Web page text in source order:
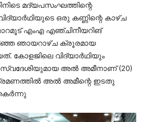
മദ്യപസംഘത്തിന്റെ
ഒരു കണ്ണിന്റെ കാഴ്ച
എംഎ എഞ്ചിനീയറിങ്
ഞായറാഴ്ച ക്രൂരമായ
കോളജിലെ വിദ്യാര്‍ഥിയും
അല്‍ അമീനാണ് (20)
അല്‍ അമീന്റെ ഇടതു
തകര്‍ന്നു